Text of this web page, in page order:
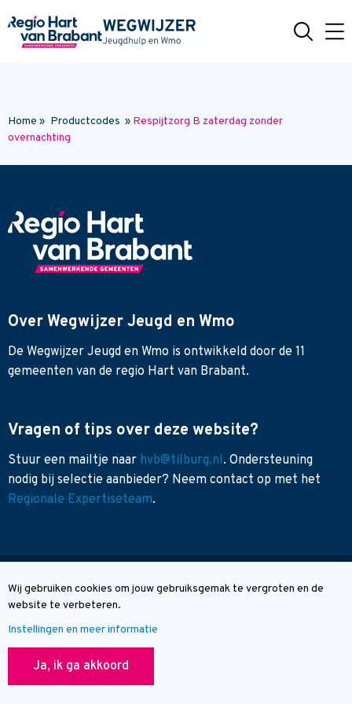
Cookie melding
Wij gebruiken cookies om jouw gebruiksgemak te vergroten en de
website te verbeteren.
Instellingen en meer informatie
Ja, ik ga akkoord
Home » Productcodes » Respijtzorg B zaterdag zonder
overnachting
Over Wegwijzer Jeugd en Wmo
De Wegwijzer Jeugd en Wmo is ontwikkeld door de 11
gemeenten van de regio Hart van Brabant.
Vragen of tips over deze website?
Stuur een mailtje naar hvb@tilburg.nl. Ondersteuning
nodig bij selectie aanbieder? Neem contact op met het
Regionale Expertiseteam.
© Wegwijzer Hart van Brabant
Toegankelijkheid